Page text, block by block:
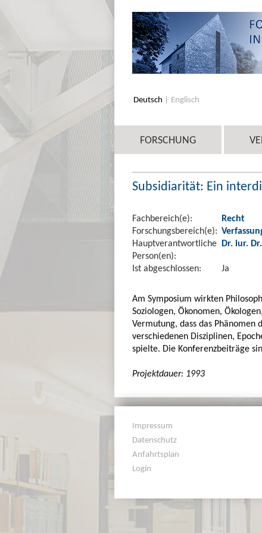
Deutsch Englisch
FORSCHUNG
Subsidiarität: Ein
Fachbereich(e):
Recht
Forschungsbereich(e):
Hauptverantwortliche
Person(en):
Dr. iur.
Ist abgeschlossen: Ja
Am Symposium wirkten
Soziologen, Ökonomen,
Vermutung, dass das
verschiedenen Disziplinen,
spielte. Die Konferenzbeiträge
Projektdauer: 1993
Impressum
Datenschutz
Anfahrtsplan
Login